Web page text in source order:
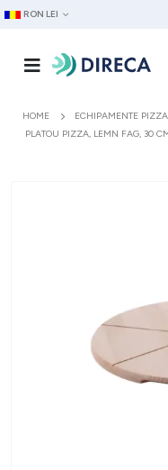
RON LEI
HOME ECHIPAMENTE PIZZA
PLATOU PIZZA, LEMN FAG, 30